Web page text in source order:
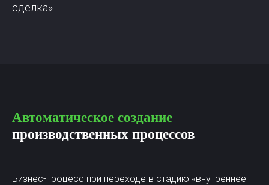
сделка».
Автоматическое создание
производственных процессов
Бизнес-процесс при переходе в стадию «внутреннее